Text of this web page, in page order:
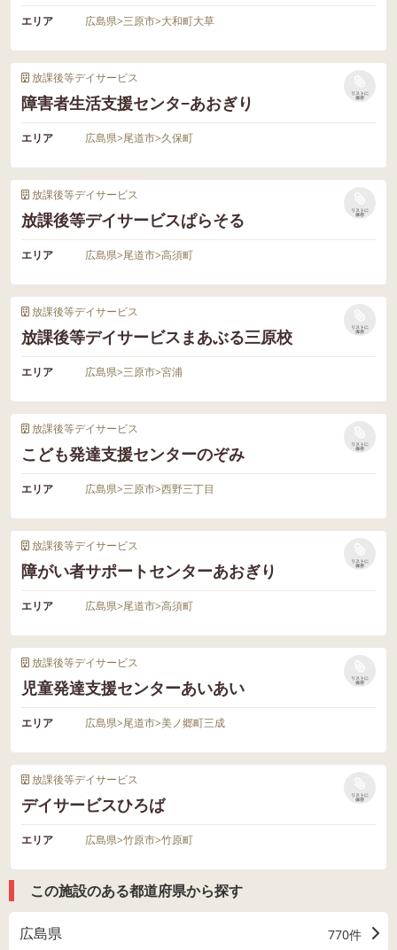
エリア 広島県>三原市>大和町大草
放課後等デイサービス
障害者生活支援センタ−あおぎり
リストに
保存
エリア 広島県>尾道市>久保町
放課後等デイサービス
放課後等デイサービスぱらそる
リストに
保存
エリア 広島県>尾道市>高須町
放課後等デイサービス
放課後等デイサービスまあぶる三原校
リストに
保存
エリア 広島県>三原市>宮浦
放課後等デイサービス
こども発達支援センターのぞみ
リストに
保存
エリア 広島県>三原市>西野三丁目
放課後等デイサービス
障がい者サポートセンターあおぎり
リストに
保存
エリア 広島県>尾道市>高須町
放課後等デイサービス
児童発達支援センターあいあい
リストに
保存
エリア 広島県>尾道市>美ノ郷町三成
放課後等デイサービス
デイサービスひろば
リストに
保存
エリア 広島県>竹原市>竹原町
この施設のある都道府県から探す
広島県 770件